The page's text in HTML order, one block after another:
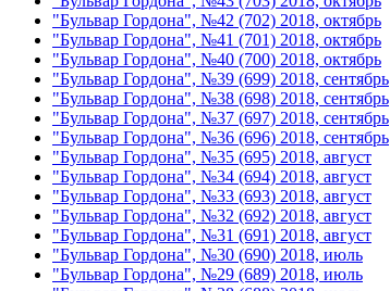
"Бульвар Гордона", №42 (702) 2018, октябрь
"Бульвар Гордона", №41 (701) 2018, октябрь
"Бульвар Гордона", №40 (700) 2018, октябрь
"Бульвар Гордона", №39 (699) 2018, сентябрь
"Бульвар Гордона", №38 (698) 2018, сентябрь
"Бульвар Гордона", №37 (697) 2018, сентябрь
"Бульвар Гордона", №36 (696) 2018, сентябрь
"Бульвар Гордона", №35 (695) 2018, август
"Бульвар Гордона", №34 (694) 2018, август
"Бульвар Гордона", №33 (693) 2018, август
"Бульвар Гордона", №32 (692) 2018, август
"Бульвар Гордона", №31 (691) 2018, август
"Бульвар Гордона", №30 (690) 2018, июль
"Бульвар Гордона", №29 (689) 2018, июль